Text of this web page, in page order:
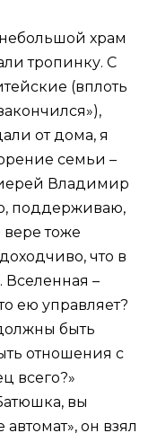
храм
тропинку. С
(вплоть
от дома, я
семьи –
Владимир
поддерживаю,
тоже
что в
Вселенная –
ею управляет?
быть
отношения с
всего?»
вы
он взял